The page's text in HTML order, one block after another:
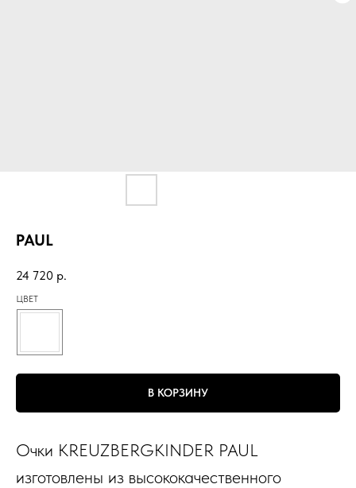
PAUL
24 720 р.
ЦВЕТ
В КОРЗИНУ
Очки KREUZBERGKINDER PAUL
изготовлены из высококачественного